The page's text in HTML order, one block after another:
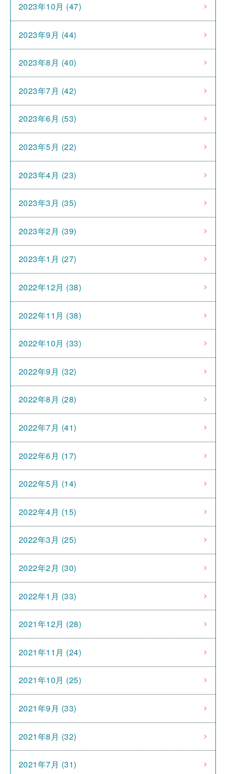
2023年10月 (47)
2023年9月 (44)
2023年8月 (40)
2023年7月 (42)
2023年6月 (53)
2023年5月 (22)
2023年4月 (23)
2023年3月 (35)
2023年2月 (39)
2023年1月 (27)
2022年12月 (38)
2022年11月 (38)
2022年10月 (33)
2022年9月 (32)
2022年8月 (28)
2022年7月 (41)
2022年6月 (17)
2022年5月 (14)
2022年4月 (15)
2022年3月 (25)
2022年2月 (30)
2022年1月 (33)
2021年12月 (28)
2021年11月 (24)
2021年10月 (25)
2021年9月 (33)
2021年8月 (32)
2021年7月 (31)